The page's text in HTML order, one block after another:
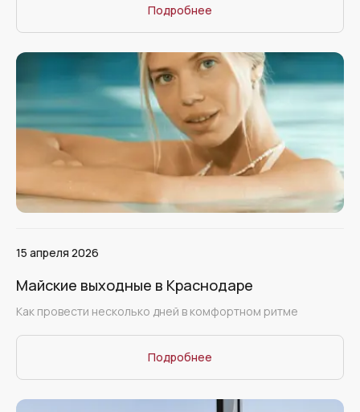
Подробнее
15 апреля 2026
Майские выходные в Краснодаре
Как провести несколько дней в комфортном ритме
Подробнее